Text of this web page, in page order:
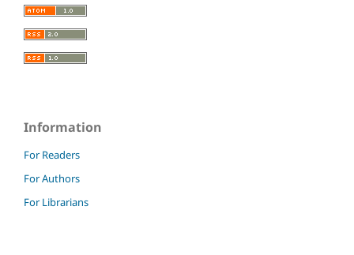
Information
For Readers
For Authors
For Librarians